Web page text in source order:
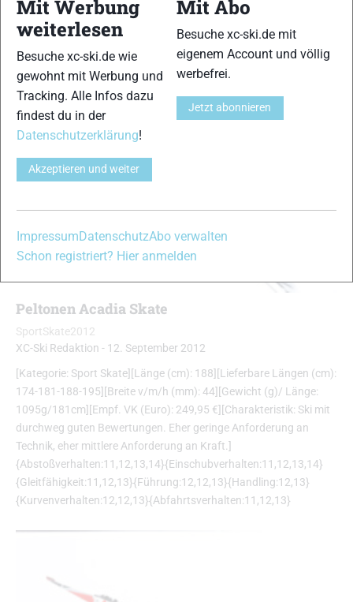
{Führung:11,12,13}{Handling:10,11,12,13}
{Kurvenverhalten:11,12,13}{Abfahrtsverhalten:11,12,13,14}
Peltonen Acadia Skate
SportSkate2012
XC-Ski Redaktion - 12. September 2012
[Kategorie: Sport Skate][Länge (cm): 188][Lieferbare Längen (cm):
174-181-188-195][Breite v/m/h (mm): 44][Gewicht (g)/ Länge:
1095g/181cm][Empf. VK (Euro): 249,95 €][Charakteristik: Ski mit
durchweg guten Bewertungen. Eher geringe Anforderung an
Technik, eher mittlere Anforderung an Kraft.]
{Abstoßverhalten:11,12,13,14}{Einschubverhalten:11,12,13,14}
{Gleitfähigkeit:11,12,13}{Führung:12,12,13}{Handling:12,13}
{Kurvenverhalten:12,12,13}{Abfahrtsverhalten:11,12,13}
Mit Werbung
weiterlesen
Besuche xc-ski.de wie
gewohnt mit Werbung und
Tracking. Alle Infos dazu
findest du in der
Datenschutzerklärung!
Akzeptieren und weiter
Mit Abo
Besuche xc-ski.de mit
eigenem Account und völlig
werbefrei.
Jetzt abonnieren
Impressum DatenschutzAbo verwalten
Schon registriert? Hier anmelden